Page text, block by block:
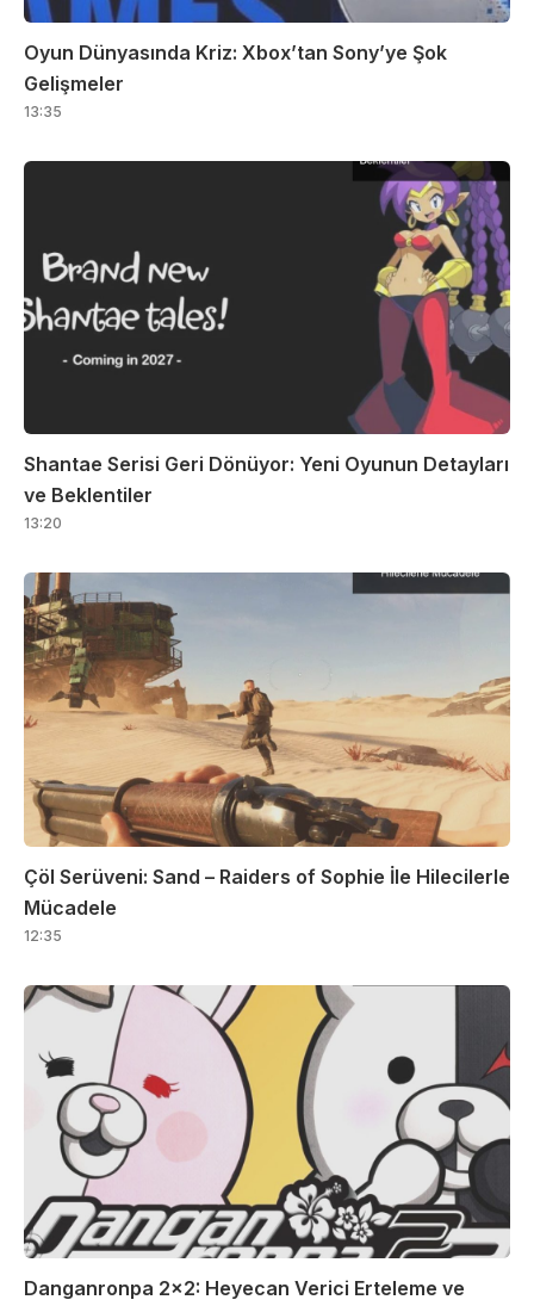
Oyun Dünyasında Kriz: Xbox’tan Sony’ye Şok
Gelişmeler
13:35
Shantae Serisi Geri Dönüyor: Yeni Oyunun Detayları
ve Beklentiler
13:20
Çöl Serüveni: Sand – Raiders of Sophie İle Hilecilerle
Mücadele
12:35
Danganronpa 2×2: Heyecan Verici Erteleme ve